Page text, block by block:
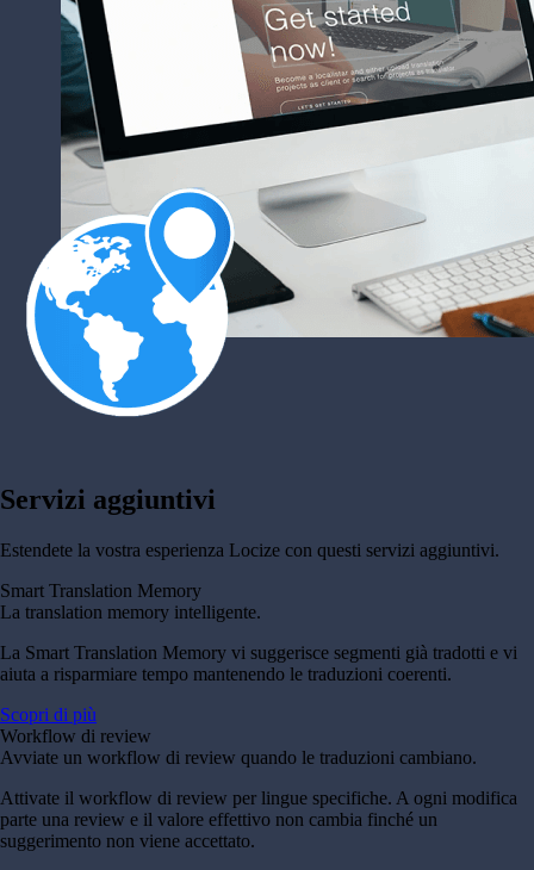
Servizi aggiuntivi
Estendete la vostra esperienza Locize con questi servizi aggiuntivi.
Smart Translation Memory
La translation memory intelligente.
La Smart Translation Memory vi suggerisce segmenti già tradotti e vi
aiuta a risparmiare tempo mantenendo le traduzioni coerenti.
Scopri di più
Workflow di review
Avviate un workflow di review quando le traduzioni cambiano.
Attivate il workflow di review per lingue specifiche. A ogni modifica
parte una review e il valore effettivo non cambia finché un
suggerimento non viene accettato.